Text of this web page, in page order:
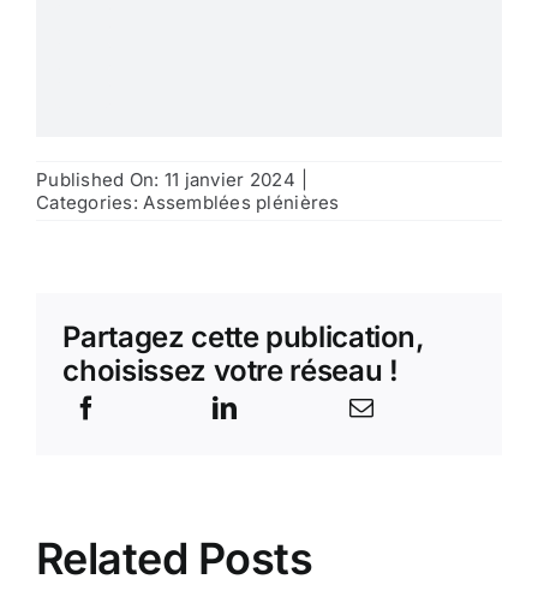
Published On: 11 janvier 2024
Categories:Assemblées plénières
Partagez cette publication,
choisissez votre réseau !
Related Posts